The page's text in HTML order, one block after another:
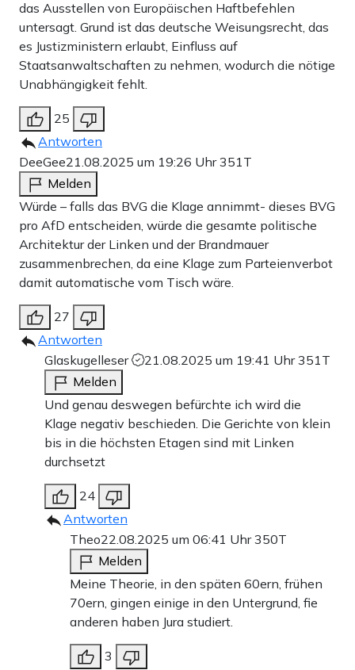
das Ausstellen von Europäischen Haftbefehlen
untersagt. Grund ist das deutsche Weisungsrecht, das
es Justizministern erlaubt, Einfluss auf
Staatsanwaltschaften zu nehmen, wodurch die nötige
Unabhängigkeit fehlt.
25
Antworten
DeeGee21.08.2025 um 19:26 Uhr351T
Melden
Würde – falls das BVG die Klage annimmt- dieses BVG
pro AfD entscheiden, würde die gesamte politische
Architektur der Linken und der Brandmauer
zusammenbrechen, da eine Klage zum Parteienverbot
damit automatische vom Tisch wäre.
27
Antworten
Glaskugelleser
21.08.2025 um 19:41 Uhr351T
Melden
Und genau deswegen befürchte ich wird die
Klage negativ beschieden. Die Gerichte von klein
bis in die höchsten Etagen sind mit Linken
durchsetzt
24
Antworten
Theo22.08.2025 um 06:41 Uhr350T
Melden
Meine Theorie, in den späten 60ern, frühen
70ern, gingen einige in den Untergrund, fie
anderen haben Jura studiert.
3